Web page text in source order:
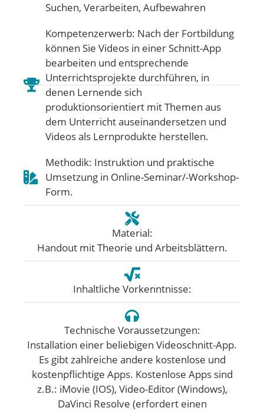
Suchen, Verarbeiten, Aufbewahren
Kompetenzerwerb: Nach der Fortbildung
können Sie Videos in einer Schnitt-App
bearbeiten und entsprechende
Unterrichtsprojekte durchführen, in
denen Lernende sich
produktionsorientiert mit Themen aus
dem Unterricht auseinandersetzen und
Videos als Lernprodukte herstellen.
Methodik: Instruktion und praktische
Umsetzung in Online-Seminar/-Workshop-
Form.
Material:
Handout mit Theorie und Arbeitsblättern.
Inhaltliche Vorkenntnisse:
Technische Voraussetzungen:
Installation einer beliebigen Videoschnitt-App.
Es gibt zahlreiche andere kostenlose und
kostenpflichtige Apps. Kostenlose Apps sind
z.B.: iMovie (IOS), Video-Editor (Windows),
DaVinci Resolve (erfordert einen